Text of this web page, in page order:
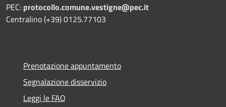
PEC: protocollo.comune.vestigne@pec.it
Centralino (+39) 0125.77103
Prenotazione appuntamento
Segnalazione disservizio
Leggi le FAQ